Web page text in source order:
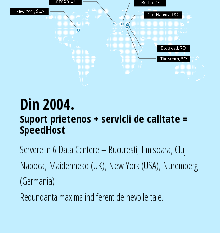
Din 2004.
Suport prietenos + servicii de calitate =
SpeedHost
Servere in 6 Data Centere – Bucuresti, Timisoara, Cluj
Napoca, Maidenhead (UK), New York (USA), Nuremberg
(Germania).
Redundanta maxima indiferent de nevoile tale.